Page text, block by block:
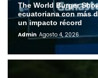
The World Burger
ecuatoriana con más
un impacto récord
Admin Agosto 4, 2026